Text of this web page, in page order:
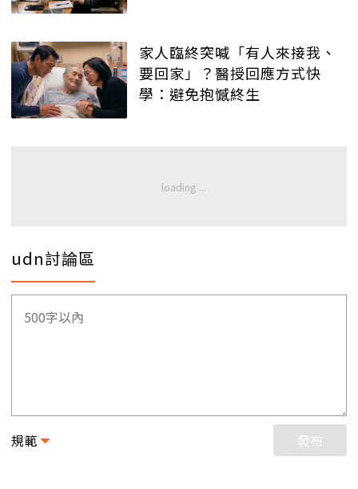
家人臨終突喊「有人來接我、
要回家」？醫授回應方式快
學：避免抱憾終生
udn討論區
規範 發布